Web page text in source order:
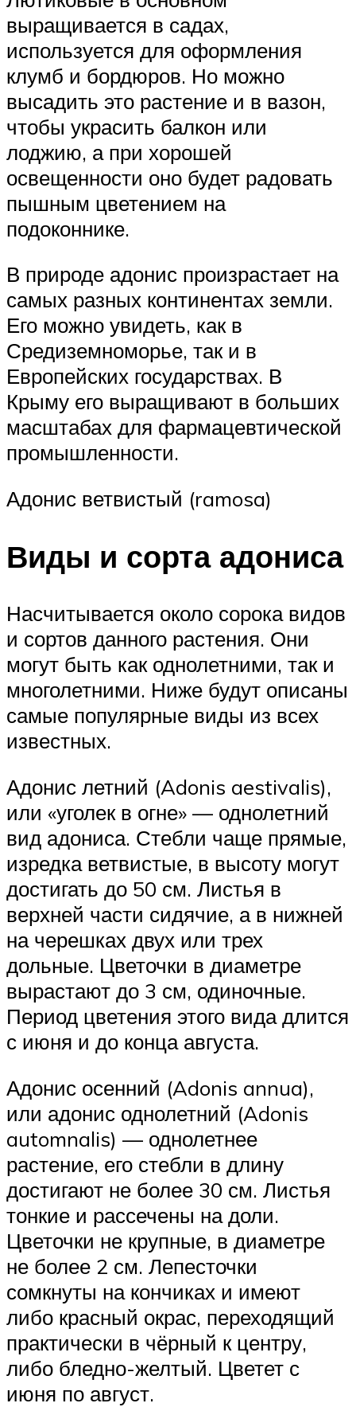
выращивается в садах,
используется для оформления
клумб и бордюров. Но можно
высадить это растение и в вазон,
чтобы украсить балкон или
лоджию, а при хорошей
освещенности оно будет радовать
пышным цветением на
подоконнике.
В природе адонис произрастает на
самых разных континентах земли.
Его можно увидеть, как в
Средиземноморье, так и в
Европейских государствах. В
Крыму его выращивают в больших
масштабах для фармацевтической
промышленности.
Адонис ветвистый (ramosa)
Виды и сорта адониса
Насчитывается около сорока видов
и сортов данного растения. Они
могут быть как однолетними, так и
многолетними. Ниже будут описаны
самые популярные виды из всех
известных.
Адонис летний (Adonis aestivalis),
или «уголек в огне» — однолетний
вид адониса. Стебли чаще прямые,
изредка ветвистые, в высоту могут
достигать до 50 см. Листья в
верхней части сидячие, а в нижней
на черешках двух или трех
дольные. Цветочки в диаметре
вырастают до 3 см, одиночные.
Период цветения этого вида длится
с июня и до конца августа.
Адонис осенний (Adonis annua),
или адонис однолетний (Adonis
automnalis) — однолетнее
растение, его стебли в длину
достигают не более 30 см. Листья
тонкие и рассечены на доли.
Цветочки не крупные, в диаметре
не более 2 см. Лепесточки
сомкнуты на кончиках и имеют
либо красный окрас, переходящий
практически в чёрный к центру,
либо бледно-желтый. Цветет с
июня по август.